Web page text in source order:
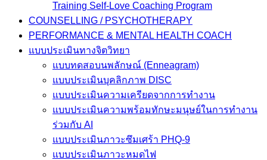
Training Self-Love Coaching Program
COUNSELLING / PSYCHOTHERAPY
PERFORMANCE & MENTAL HEALTH COACH
แบบประเมินทางจิตวิทยา
แบบทดสอบนพลักษณ์ (Enneagram)
แบบประเมินบุคลิกภาพ DISC
แบบประเมินความเครียดจากการทำงาน
แบบประเมินความพร้อมทักษะมนุษย์ในการทำงาน
ร่วมกับ AI
แบบประเมินภาวะซึมเศร้า PHQ-9
แบบประเมินภาวะหมดไฟ